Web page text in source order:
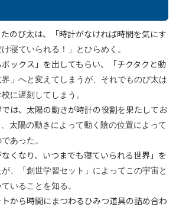
のび太は、「時計がなければ時間を気にす
け寝ていられる！」とひらめく。
ックス」を出してもらい、「チクタクと動
界」へと変えてしまうが、それでものび太は
に遅刻してし まう。
は、太陽の動きが時計の役割を果たしてお
、太陽の動きによって動く陰の位置によって
あった。
くなり、いつまでも寝ていられる世界」を
が、「創世学習セット」によってこの宇宙と
いることを知る。
から時間にまつわるひみつ道具の詰め合わ